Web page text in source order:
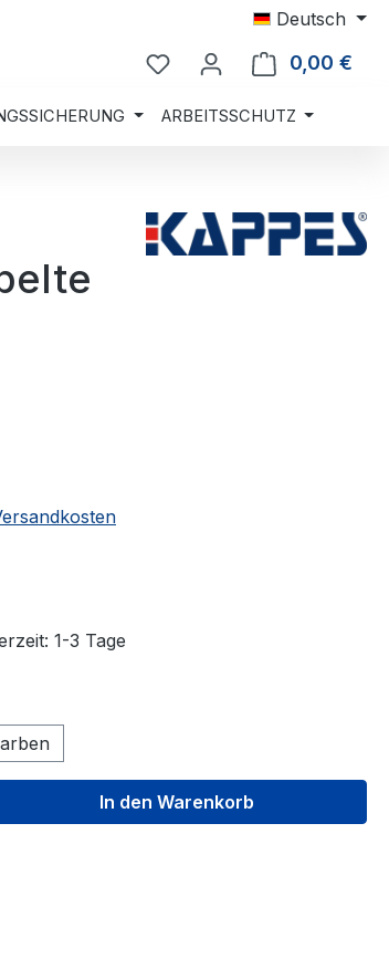
Deutsch
0,00 €
ARBEITSSCHUTZ
1-3 Tage
Gib den gewünschten Wert
In den Warenkorb